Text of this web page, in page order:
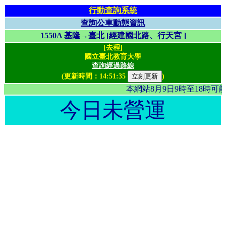
行動查詢系統
查詢公車動態資訊
1550A 基隆→臺北 [經建國北路、行天宮 ]
[去程]
國立臺北教育大學
查詢經過路線
(更新時間： 14:51:35 )
本網站8月9日9時至18
今日未營運